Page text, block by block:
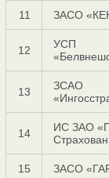
11 ЗАСО
12
УСП
13
ЗСАО
14
ИС ЗАО
15 ЗАСО